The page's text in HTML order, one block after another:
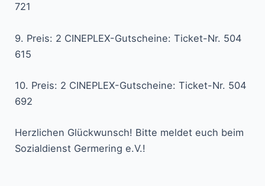
721
9. Preis: 2 CINEPLEX-Gutscheine: Ticket-Nr. 504
615
10. Preis: 2 CINEPLEX-Gutscheine: Ticket-Nr. 504
692
Herzlichen Glückwunsch! Bitte meldet euch beim
Sozialdienst Germering e.V.!